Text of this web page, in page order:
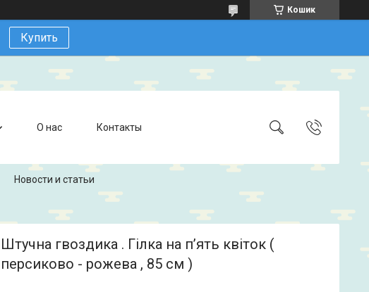
Кошик
Купить
О нас Контакты
Новости и статьи
Штучна гвоздика . Гілка на пʼять квіток (
персиково - рожева , 85 см )